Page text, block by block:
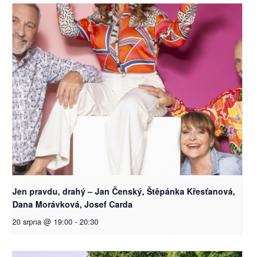
Jen pravdu, drahý – Jan Čenský, Štěpánka Křesťanová,
Dana Morávková, Josef Carda
20 srpna @ 19:00 - 20:30